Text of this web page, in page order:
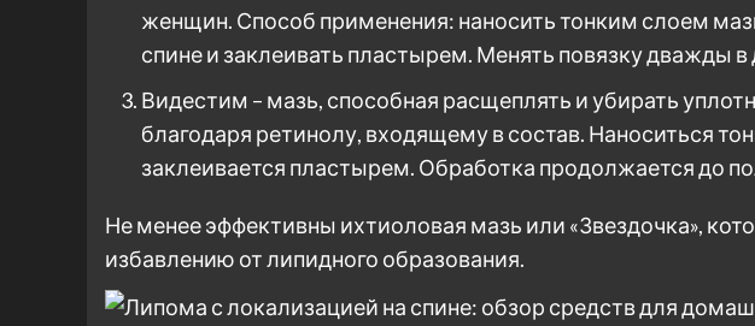
женщин. Способ применения: наносить тонким слоем
спине и заклеивать пластырем. Менять повязку дважды в
Видестим – мазь, способная расщеплять и убирать
благодаря ретинолу, входящему в состав. Наноситься
заклеивается пластырем. Обработка продолжается до
Не менее эффективны ихтиоловая мазь или «Звездочка»,
избавлению от липидного образования.